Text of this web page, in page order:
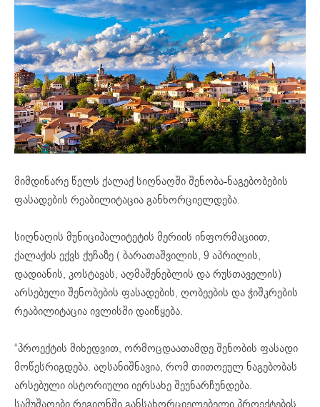
მიმდინარე წელს ქალაქ სიღნაღში შენობა-ნაგებობების
ფასადების რეაბილიტაცია განხორციელდება.
სიღნაღის მუნიციპალიტეტის მერიის ინფორმაციით,
ქალაქის ექვს ქუჩაზე ( ბარათაშვილის, 9 აპრილის,
დადიანის, კოსტავას, აღმაშენებლის და რუსთაველის)
არსებული შენობების ფასადების, ღობეების და ჭიშკრების
რეაბილიტაცია ივლისში დაიწყება.
“პროექტის მიხედვით, ორმოცდაათამდე შენობის ფასადი
მოწესრიგდება. აღსანიშნავია, რომ თითოეულ ნაგებობას
არსებული ისტორიული იერსახე შეუნარჩუნდება.